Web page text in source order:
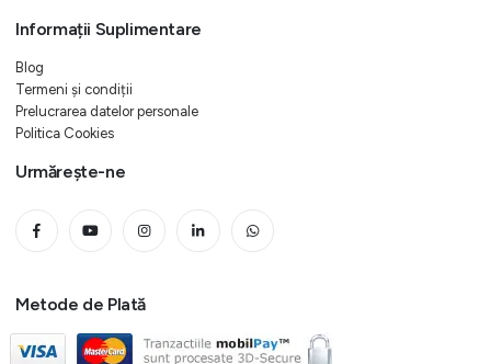
Informații Suplimentare
Blog
Termeni și condiții
Prelucrarea datelor personale
Politica Cookies
Urmărește-ne
Metode de Plată